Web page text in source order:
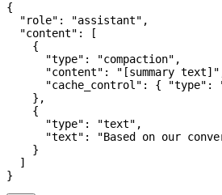
{
  "role"
: "assistant" ,
  "content"
: [
    {
      "type"
: "compaction" ,
      "content"
: "[summary text]"
      "cache_control"
: { "type" :
    },
    {
      "type"
: "text" ,
      "text"
:
"Based on our
    }
  ]
}